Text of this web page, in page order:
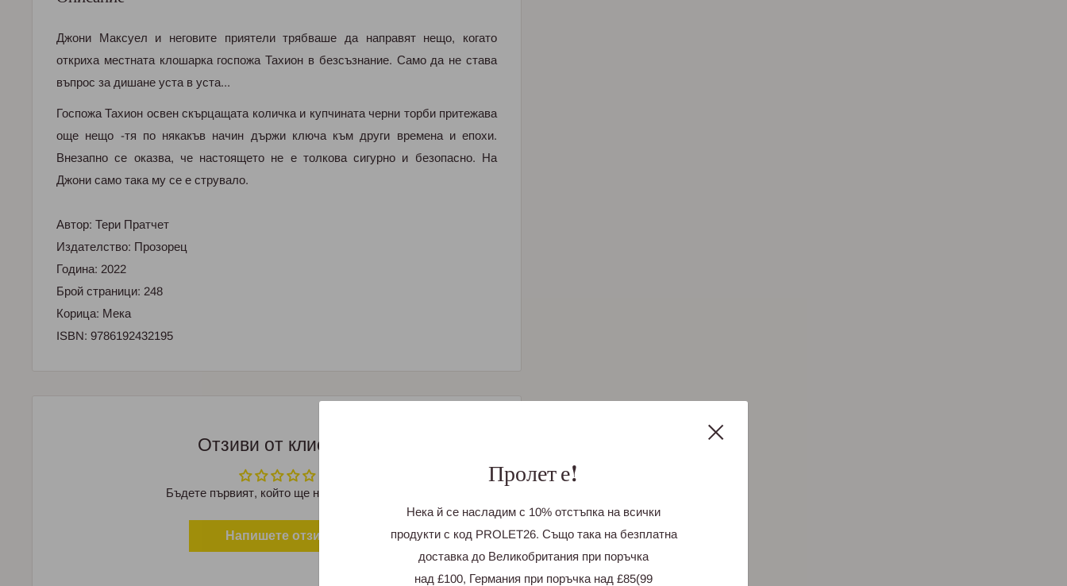
Пролет е!
Нека й се насладим с 10% отстъпка на всички
продукти с код PROLET26. Също така на безплатна
доставка до Великобритания при поръчка
над £100, Германия при поръчка над £85(99
Джони Максуел и неговите приятели трябваше да направят нещо, когато
откриха местната клошарка госпожа Тахион в безсъзнание. Само да не става
въпрос за дишане уста в уста...
Госпожа Тахион освен скърцащата количка и купчината черни торби притежава
още нещо -тя по някакъв начин държи ключа към други времена и епохи.
Внезапно се оказва, че настоящето не е толкова сигурно и безопасно. На
Джони само така му се е струвало.
Автор: Тери Пратчет
Издателство: Прозорец
Година: 2022
Брой страници: 248
Корица: Мека
ISBN: 9786192432195
Отзиви от клиенти
Бъдете първият, който ще напише отзив
Напишете отзив